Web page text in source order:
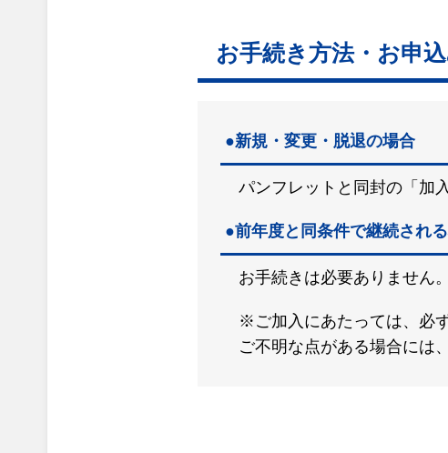
お手続き方法・お申
●新規・変更・脱退の場合
パンフレットと同封の「加
●前年度と同条件で継続され
お手続きは必要ありません
※ご加入にあたっては、必
ご不明な点がある場合には